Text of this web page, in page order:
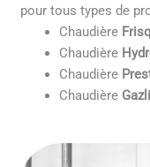
pour tous types de
Chaudière
Chaudière
Chaudière
Chaudière